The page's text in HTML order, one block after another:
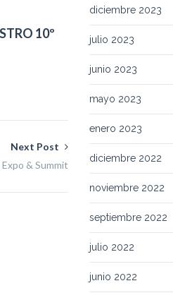
10º
Next Post
& Summit
diciembre 2023
julio 2023
junio 2023
mayo 2023
enero 2023
diciembre 2022
noviembre 2022
septiembre 2022
julio 2022
junio 2022